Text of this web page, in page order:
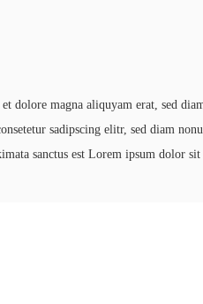
magna aliquyam erat, sed
sadipscing elitr, sed diam
sanctus est Lorem ipsum dolor sit